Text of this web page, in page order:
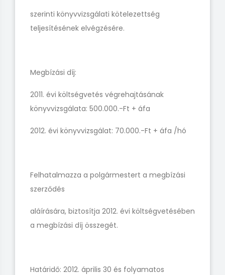
szerinti könyvvizsgálati kötelezettség
teljesítésének elvégzésére.
Megbízási díj:
2011. évi költségvetés végrehajtásának
könyvvizsgálata: 500.000.-Ft + áfa
2012. évi könyvvizsgálat: 70.000.-Ft + áfa /hó
Felhatalmazza a polgármestert a megbízási
szerződés
aláírására, biztosítja 2012. évi költségvetésében
a megbízási díj összegét.
Határidő: 2012. április 30 és folyamatos